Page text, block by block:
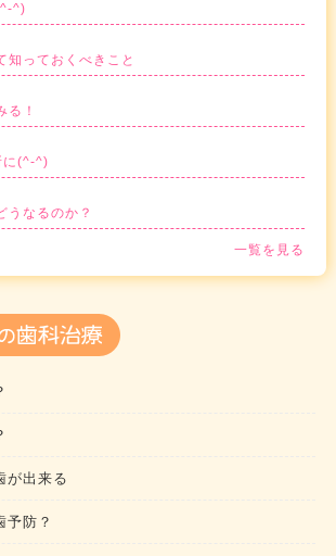
^)
知っておくべきこと
る！
に(^-^)
うなるのか？
一覧を見る
が出来る
予防？